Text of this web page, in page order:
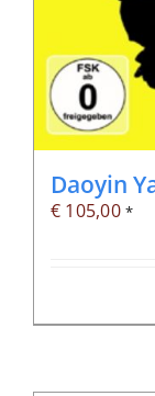
Daoyin
€ 105,00 *